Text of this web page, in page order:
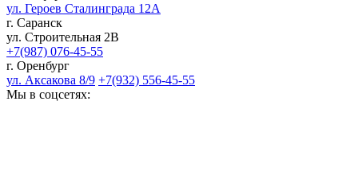
ул. Героев Сталинграда 12А
г. Саранск
ул. Строительная 2В
+7(987) 076-45-55
г. Оренбург
ул. Аксакова 8/9 +7(932) 556-45-55
Мы в соцсетях: